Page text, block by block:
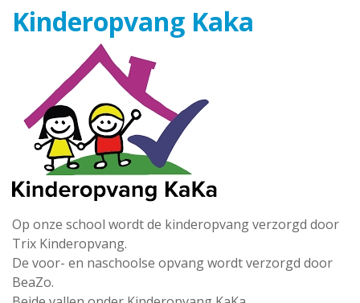
Kinderopvang Kaka
Op onze school wordt de kinderopvang verzorgd door
Trix Kinderopvang.
De voor- en naschoolse opvang wordt verzorgd door
BeaZo.